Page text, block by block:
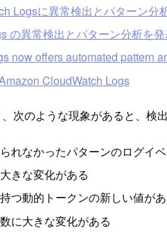
Logsに異常検出とパターン
の異常検出とパターン分析を
now offers automated pattern
CloudWatch Logs
次のような現象があると、検
れなかったパターンのログイ
きな変化がある
つ動的トークンの新しい値が
に大きな変化がある